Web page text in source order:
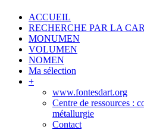
ACCUEIL
RECHERCHE PAR LA
MONUMEN
VOLUMEN
NOMEN
Ma sélection
+
www.fontesdart.org
Centre de ressources :
métallurgie
Contact